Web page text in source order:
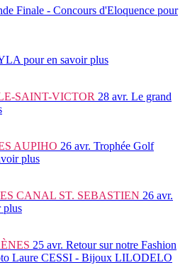
Finale - Concours d'Eloquence pour
pour en savoir plus
SAINT-VICTOR 28 avr. Le grand
AUPIHO 26 avr. Trophée Golf
plus
CANAL ST. SEBASTIEN 26 avr.
plus
25 avr. Retour sur notre Fashion
Laure CESSI - Bijoux LILODELO